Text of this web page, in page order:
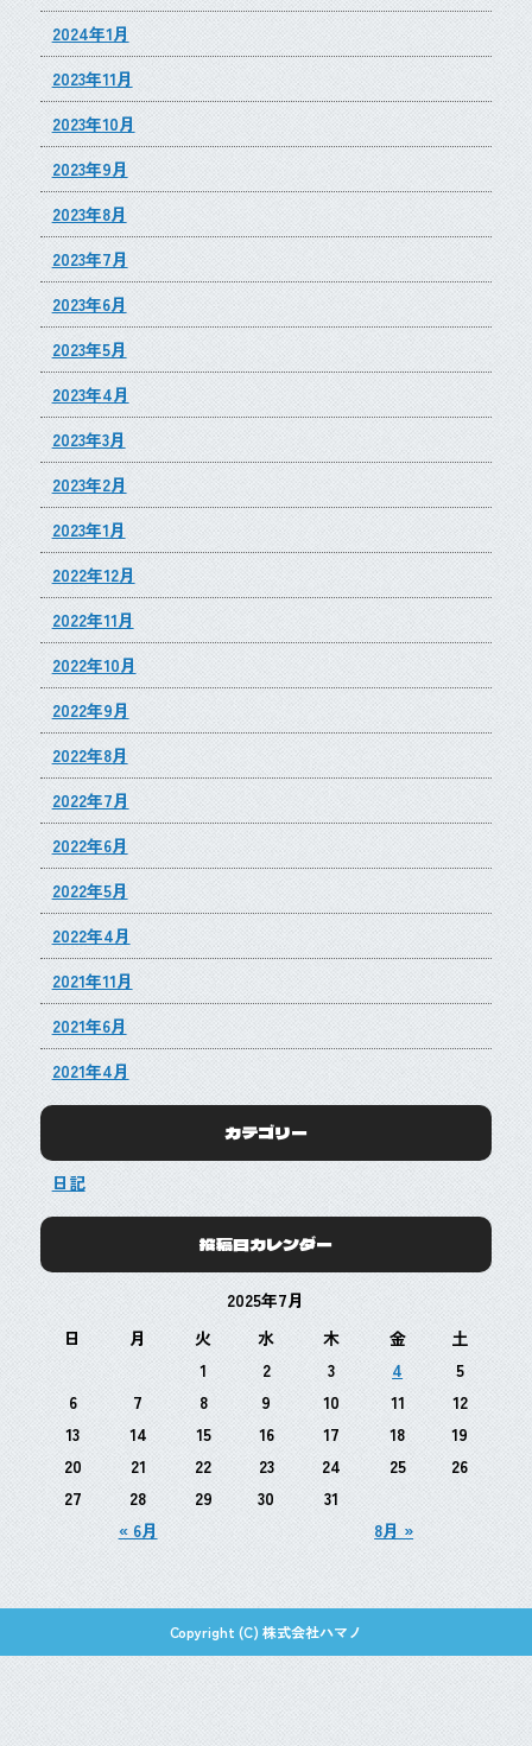
2024年1月
2023年11月
2023年10月
2023年9月
2023年8月
2023年7月
2023年6月
2023年5月
2023年4月
2023年3月
2023年2月
2023年1月
2022年12月
2022年11月
2022年10月
2022年9月
2022年8月
2022年7月
2022年6月
2022年5月
2022年4月
2021年11月
2021年6月
2021年4月
カテゴリー
日記
投稿日カレンダー
2025年7月
日
月 火 水 木 金 土
« 6月 8月 »
1 2 3 4
5
6
7 8 9 10 11
12
13
14 15 16 17 18
19
20
21 22 23 24 25
26
27
28 29 30 31
Copyright (C) 株式会社ハマノ